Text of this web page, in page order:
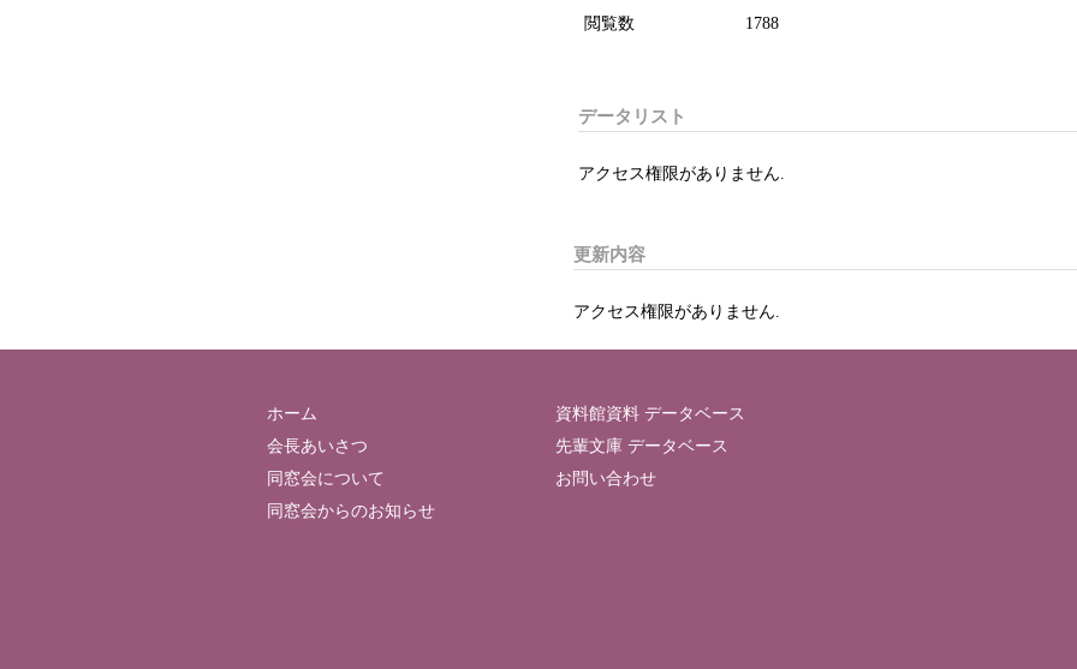
閲覧数 1788
データリスト
アクセス権限がありません.
更新内容
アクセス権限がありません.
ホーム
会長あいさつ
同窓会について
同窓会からのお知らせ
資料館資料 データベース
先輩文庫 データベース
お問い合わせ